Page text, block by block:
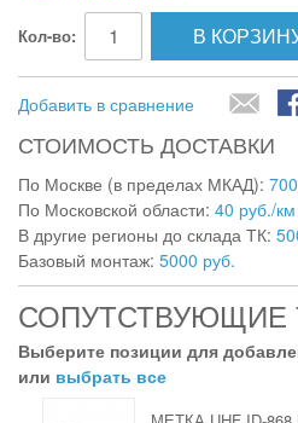
Кол-во: В
Добавить в сравнение
СТОИМОСТЬ ДОСТАВКИ
По Москве (в пределах МКАД):
По Московской области: 40 руб./км
В другие регионы до склада ТК:
Базовый монтаж: 5000 руб.
СОПУТСТВУЮЩИЕ
Выберите позиции для
или выбрать все